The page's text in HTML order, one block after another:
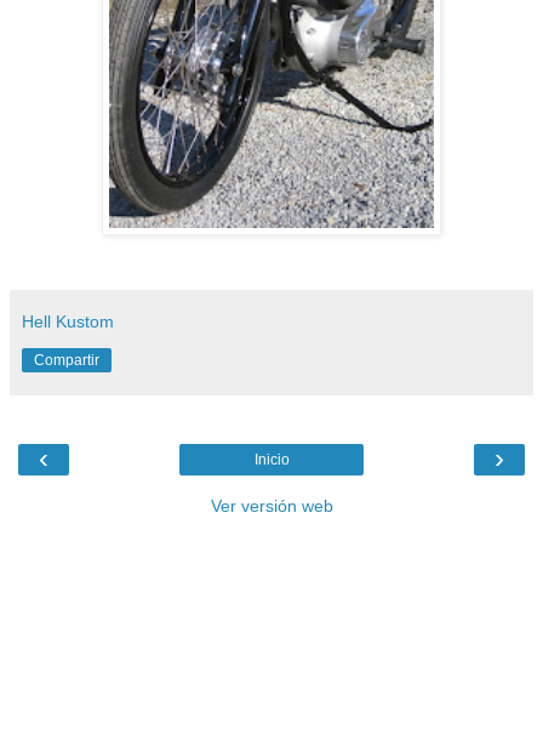
Hell Kustom
Compartir
‹ ›
Inicio
Ver versión web